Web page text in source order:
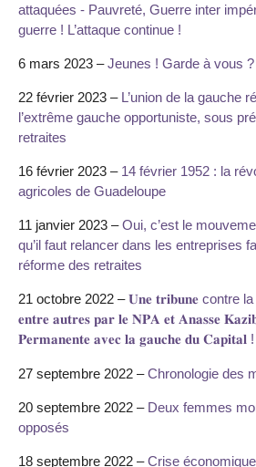
attaquées - Pauvreté, Guerre inter
guerre ! L’attaque continue !
6 mars 2023 –Jeunes ! Garde à vous
22 février 2023 – L’union de la gauche
l’extrême gauche opportuniste, sous
retraites
16 février 2023 – 14 février 1952 : la
agricoles de Guadeloupe
11 janvier 2023 –Oui, c’est le
qu’il faut relancer dans les entreprises
réforme des retraites
21 octobre 2022 –𝐔𝐧𝐞 𝐭𝐫𝐢𝐛𝐮𝐧𝐞 contre
𝐞𝐧𝐭𝐫𝐞 𝐚𝐮𝐭𝐫𝐞𝐬 𝐩𝐚𝐫 𝐥𝐞 𝐍𝐏𝐀 𝐞𝐭 𝐀𝐧𝐚𝐬𝐬𝐞
𝐏𝐞𝐫𝐦𝐚𝐧𝐞𝐧𝐭𝐞 𝐚𝐯𝐞𝐜 𝐥𝐚 𝐠𝐚𝐮𝐜𝐡𝐞 𝐝𝐮 𝐂𝐚𝐩𝐢𝐭𝐚𝐥 !
27 septembre 2022 –Chronologie des
20 septembre 2022 – Deux femmes
opposés
18 septembre 2022 –Crise